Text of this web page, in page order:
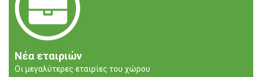
Νέα εταιριών
Οι μεγαλύτερες εταιρίες του χώρου